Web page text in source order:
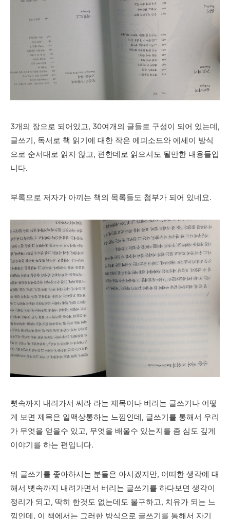
3개의 장으로 되어있고, 30여개의 글들로 구성이 되어 있는데,
글쓰기, 독서로 책 읽기에 대한 작은 에피소드와 에세이 방식
으로 순서대로 읽지 않고, 편한데로 읽으셔도 될만한 내용들입
니다.
부록으로 저자가 아끼는 책의 목록들도 첨부가 되어 있네요.
뼛속까지 내려가서 써라 라는 제목이나 버리는 글쓰기나 어떻
게 보면 제목은 일맥상통하는 느낌인데, 글쓰기를 통해서 우리
가 무엇을 얻을수 있고, 무엇을 배울수 있는지를 좀 심도 깊게
이야기를 하는 편입니다.
뭐 글쓰기를 좋아하시는 분들은 아시겠지만, 어떠한 생각에 대
해서 뼛속까지 내려가면서 버리는 글쓰기를 하다보면 생각이
정리가 되고, 딱히 한것도 없는데도 불구하고, 치유가 되는 느
낌인데, 이 책에서는 그러한 방식으로 글쓰기를 통해서 자기